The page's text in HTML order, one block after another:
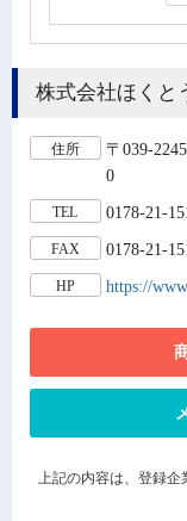
株式会社ほくと
住所
〒039-
0
TEL 0178-21-
FAX 0178-21-
HP https://
上記の内容は、登録